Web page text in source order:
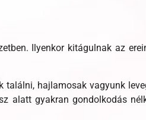
Ilyenkor kitágulnak az
találni, hajlamosak vagyunk
alatt gyakran gondolkodás